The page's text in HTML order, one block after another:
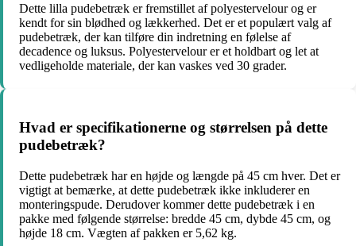
Dette lilla pudebetræk er fremstillet af polyestervelour og er
kendt for sin blødhed og lækkerhed. Det er et populært valg af
pudebetræk, der kan tilføre din indretning en følelse af
decadence og luksus. Polyestervelour er et holdbart og let at
vedligeholde materiale, der kan vaskes ved 30 grader.
Hvad er specifikationerne og størrelsen på dette
pudebetræk?
Dette pudebetræk har en højde og længde på 45 cm hver. Det er
vigtigt at bemærke, at dette pudebetræk ikke inkluderer en
monteringspude. Derudover kommer dette pudebetræk i en
pakke med følgende størrelse: bredde 45 cm, dybde 45 cm, og
højde 18 cm. Vægten af pakken er 5,62 kg.